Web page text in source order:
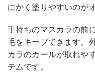
にかく塗りやすいのが
手持ちのマスカラの前
毛をキープできます。
カラのカールが取れや
テムです。